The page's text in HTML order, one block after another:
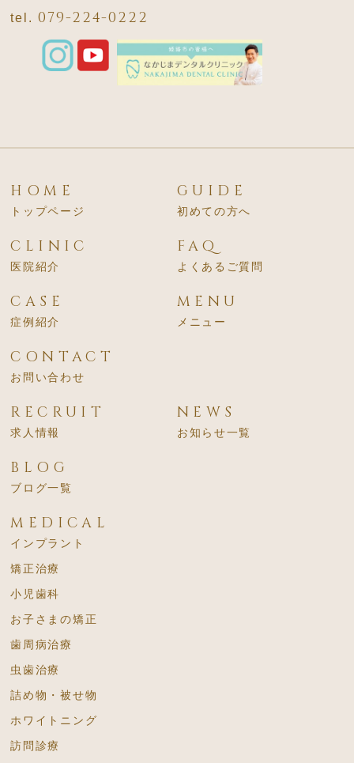
tel. 079-224-0222
HOME
トップページ
CLINIC
医院紹介
CASE
症例紹介
CONTACT
お問い合わせ
GUIDE
初めての方へ
FAQ
よくあるご質問
MENU
メニュー
RECRUIT
求人情報
NEWS
お知らせ一覧
BLOG
ブログ一覧
MEDICAL
インプラント
矯正治療
小児歯科
お子さまの矯正
歯周病治療
虫歯治療
詰め物・被せ物
ホワイトニング
訪問診療